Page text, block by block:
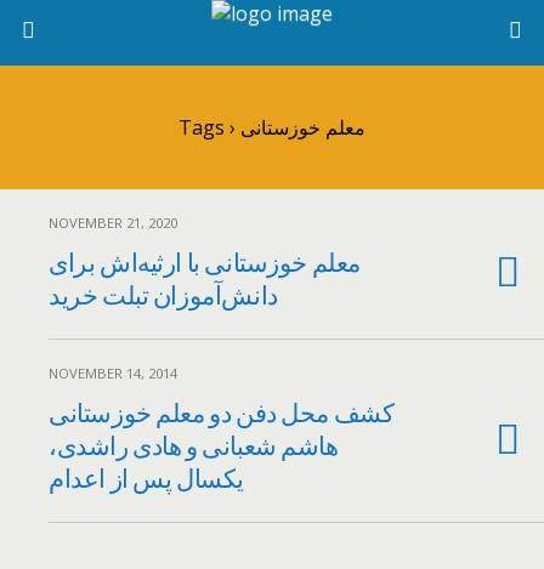
Tags › معلم خوزستانی
NOVEMBER 21, 2020
معلم خوزستانی با ارثیه‌اش برای
دانش‌آموزان تبلت خرید
NOVEMBER 14, 2014
کشف محل دفن دو معلم خوزستانی
هاشم شعبانی و هادی راشدی،
یکسال پس از اعدام